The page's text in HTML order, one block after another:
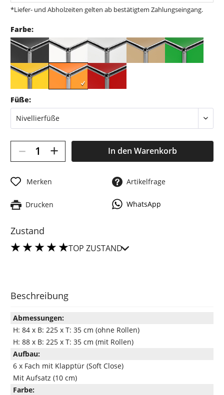
*Liefer- und Abholzeiten gelten ab bestätigtem Zahlungseingang.
Farbe:
Füße:
– + In den Warenkorb
Merken Artikelfrage
Drucken WhatsApp
Zustand
TOP ZUSTAND
Beschreibung
Abmessungen:
H: 84 x B: 225 x T: 35 cm (ohne Rollen)
H: 88 x B: 225 x T: 35 cm (mit Rollen)
Aufbau:
6 x Fach mit Klapptür (Soft Close)
Mit Aufsatz (10 cm)
Farbe: